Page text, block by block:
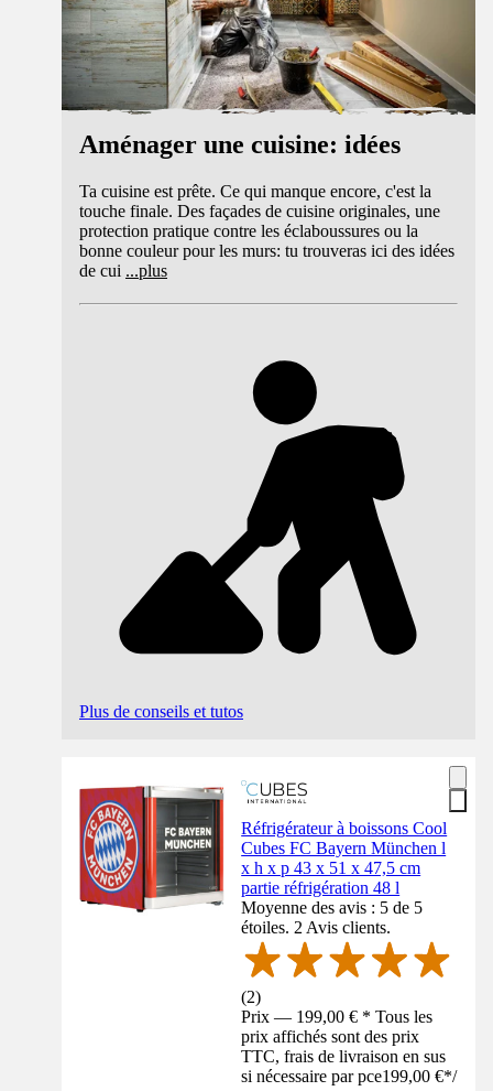
Aménager une cuisine: idées
Ta cuisine est prête. Ce qui manque encore, c'est la
touche finale. Des façades de cuisine originales, une
protection pratique contre les éclaboussures ou la
bonne couleur pour les murs: tu trouveras ici des idées
de cui ...plus
Plus de conseils et tutos
Réfrigérateur à boissons Cool
Cubes FC Bayern München l
x h x p 43 x 51 x 47,5 cm
partie réfrigération 48 l
Moyenne des avis : 5 de 5
étoiles. 2 Avis clients.
(2)
Prix — 199,00 € * Tous les
prix affichés sont des prix
TTC, frais de livraison en sus
si nécessaire par pce199,00 €*/